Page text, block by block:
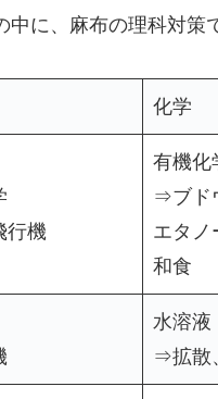
中に、麻布の理科対策
化学
行機
有機化
⇒ブド
エタノ
和食
水溶液
⇒拡散